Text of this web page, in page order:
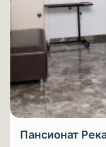
Пансионат